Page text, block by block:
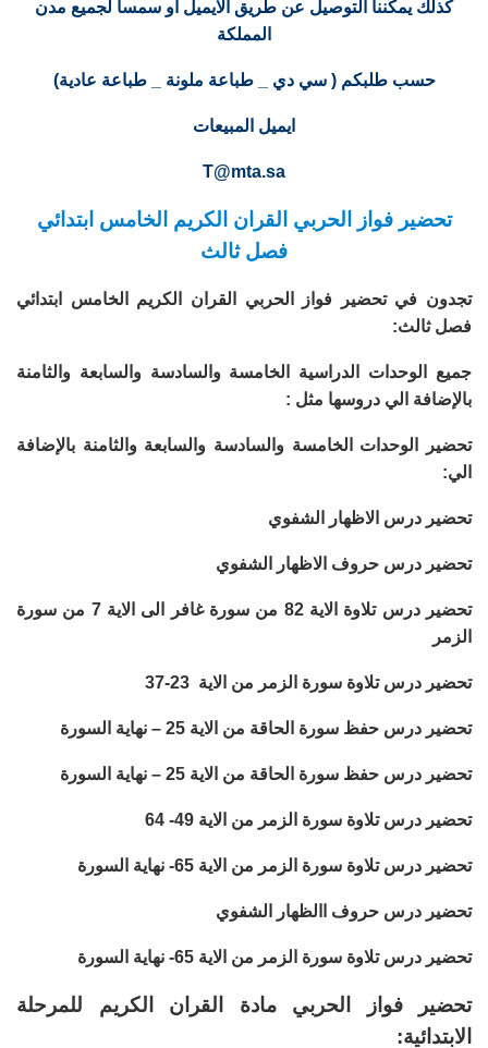
كذلك يمكننا التوصيل عن طريق الايميل او سمسا لجميع مدن
المملكة
حسب طلبكم ( سي دي _ طباعة ملونة _ طباعة عادية)
ايميل المبيعات
T@mta.sa
تحضير فواز الحربي القران الكريم الخامس ابتدائي
فصل ثالث
تجدون في تحضير فواز الحربي القران الكريم الخامس ابتدائي
فصل ثالث:
جميع الوحدات الدراسية الخامسة والسادسة والسابعة والثامنة
بالإضافة الي دروسها مثل :
تحضير الوحدات الخامسة والسادسة والسابعة والثامنة بالإضافة
الي:
تحضير درس الاظهار الشفوي
تحضير درس حروف الاظهار الشفوي
تحضير درس تلاوة الاية 82 من سورة غافر الى الاية 7 من سورة
الزمر
تحضير درس تلاوة سورة الزمر من الاية 23-37
تحضير درس حفظ سورة الحاقة من الاية 25 – نهاية السورة
تحضير درس حفظ سورة الحاقة من الاية 25 – نهاية السورة
تحضير درس تلاوة سورة الزمر من الاية 49- 64
تحضير درس تلاوة سورة الزمر من الاية 65- نهاية السورة
تحضير درس حروف االظهار الشفوي
تحضير درس تلاوة سورة الزمر من الاية 65- نهاية السورة
تحضير فواز الحربي مادة القران الكريم للمرحلة
الابتدائية: